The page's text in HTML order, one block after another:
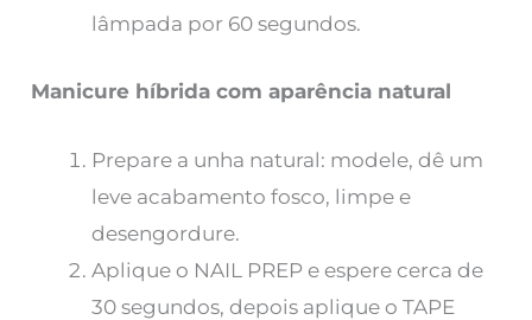
lâmpada por 60 segundos.
Manicure híbrida com aparência natural
Prepare a unha natural: modele, dê um
leve acabamento fosco, limpe e
desengordure.
Aplique o NAIL PREP e espere cerca de
30 segundos, depois aplique o TAPE